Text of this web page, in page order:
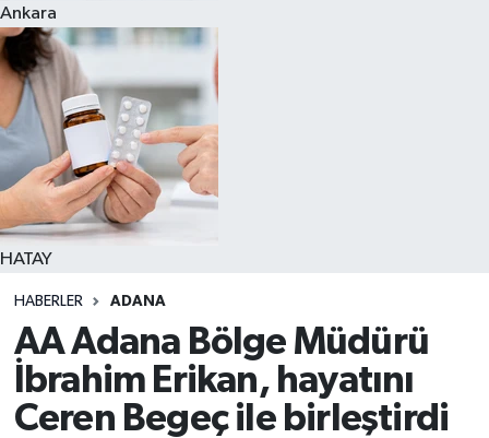
Ankara
HATAY
HABERLER ADANA
AA Adana Bölge Müdürü
İbrahim Erikan, hayatını
Ceren Begeç ile birleştirdi